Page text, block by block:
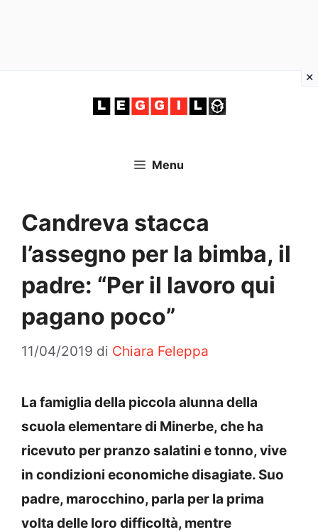
Menu
Candreva stacca
l’assegno per la bimba, il
padre: “Per il lavoro qui
pagano poco”
11/04/2019 di Chiara Feleppa
La famiglia della piccola alunna della
scuola elementare di Minerbe, che ha
ricevuto per pranzo salatini e tonno, vive
in condizioni economiche disagiate. Suo
padre, marocchino, parla per la prima
volta delle loro difficoltà, mentre